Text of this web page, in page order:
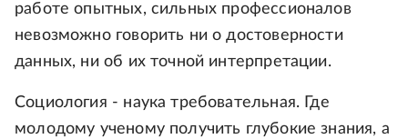
работе опытных, сильных профессионалов
невозможно говорить ни о достоверности
данных, ни об их точной интерпретации.
Социология - наука требовательная. Где
молодому ученому получить глубокие знания, а